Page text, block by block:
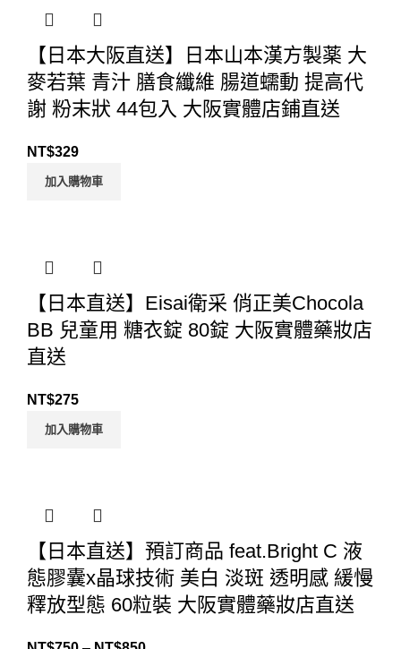
【日本大阪直送】日本山本漢方製薬 大
麥若葉 青汁 膳食纖維 腸道蠕動 提高代
謝 粉末狀 44包入 大阪實體店鋪直送
NT$329
加入購物車
【日本直送】Eisai衛采 俏正美Chocola
BB 兒童用 糖衣錠 80錠 大阪實體藥妝店
直送
NT$275
加入購物車
【日本直送】預訂商品 feat.Bright C 液
態膠囊x晶球技術 美白 淡斑 透明感 緩慢
釋放型態 60粒裝 大阪實體藥妝店直送